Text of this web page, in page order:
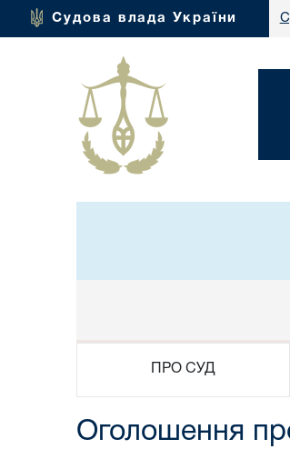
Судова влада України
ПРО СУД
Оголошення